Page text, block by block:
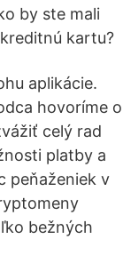
by ste mali
kartu?
aplikácie.
hovoríme o
celý rad
platby a
peňaženiek v
bežných